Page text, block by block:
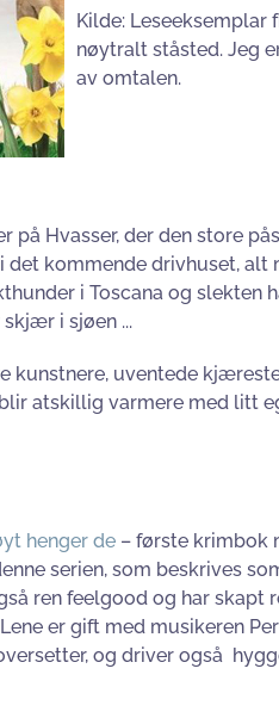
Kilde:
nøytralt ståsted. Jeg
av omtalen.
på Hvasser, der den store
kommende drivhuset,
i Toscana og
i sjøen ...
uventede
atskillig varmere med litt
henger de – første krimbok
serien, som beskrives
ren feelgood og har
er gift med musikeren
og driver også